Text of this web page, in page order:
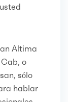
Altima
o
sólo
hablar